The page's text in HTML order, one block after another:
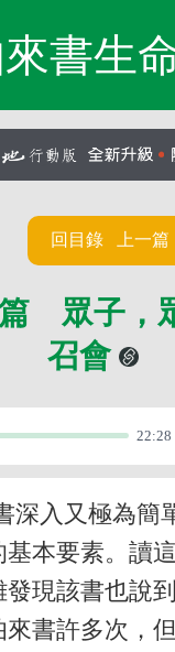
書生
回目錄 上一篇
眾子，
召會
22:28
深入又極為簡
基本要素。讀
發現該書也說
書許多次，